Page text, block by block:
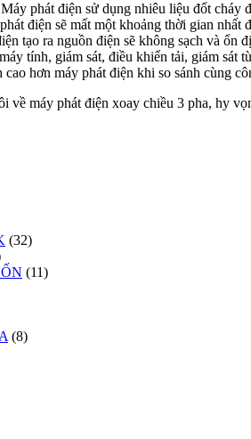
Máy phát điện sử dụng nhiêu liệu đốt cháy
điện sẽ mất một khoảng thời gian
tạo ra nguồn điện sẽ không sạch và ổn
tính, giám sát, điều khiển tải, giám
cao hơn máy phát điện khi so sánh cùng
về máy phát điện xoay chiều 3 pha, hy
(32)
(11)
(8)